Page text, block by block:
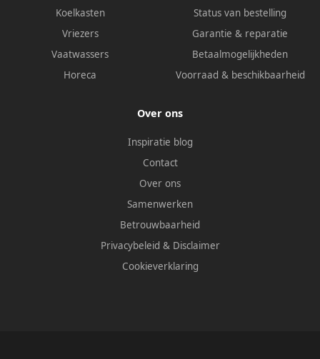
Koelkasten
Vriezers
Vaatwassers
Horeca
Status van bestelling
Garantie & reparatie
Betaalmogelijkheden
Voorraad & beschikbaarheid
Over ons
Inspiratie blog
Contact
Over ons
Samenwerken
Betrouwbaarheid
Privacybeleid & Disclaimer
Cookieverklaring